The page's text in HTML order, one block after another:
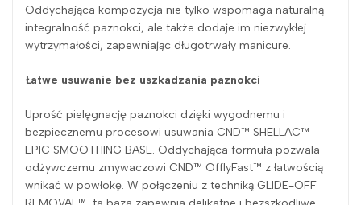
Oddychająca kompozycja nie tylko wspomaga naturalną
integralność paznokci, ale także dodaje im niezwykłej
wytrzymałości, zapewniając długotrwały manicure.
Łatwe usuwanie bez uszkadzania paznokci
Uprość pielęgnację paznokci dzięki wygodnemu i
bezpiecznemu procesowi usuwania CND™ SHELLAC™
EPIC SMOOTHING BASE. Oddychająca formuła pozwala
odżywczemu zmywaczowi CND™ OfflyFast™ z łatwością
wnikać w powłokę. W połączeniu z techniką GLIDE-OFF